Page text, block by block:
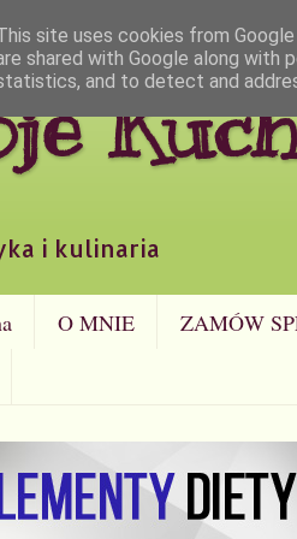
i kulinaria
O MNIE ZAMÓW
site uses cookies from
shared with Google along with
and to detect and